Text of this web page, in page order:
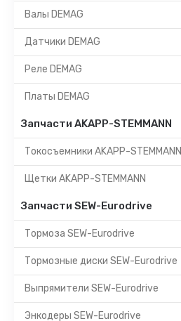
Валы DEMAG
Датчики DEMAG
Реле DEMAG
Платы DEMAG
Запчасти AKAPP-STEMMANN
Токосъемники AKAPP-STEMMANN
Щетки AKAPP-STEMMANN
Запчасти SEW-Eurodrive
Тормоза SEW-Eurodrive
Тормозные диски SEW-Eurodrive
Выпрямители SEW-Eurodrive
Энкодеры SEW-Eurodrive